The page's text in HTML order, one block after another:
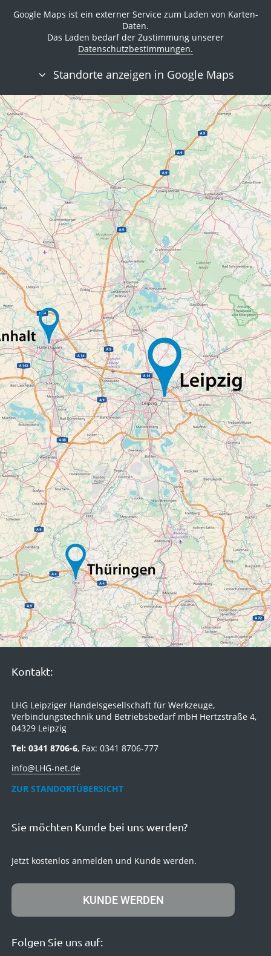
Google Maps ist ein externer Service zum Laden von Karten-
Daten.
Das Laden bedarf der Zustimmung unserer
Datenschutzbestimmungen.
Standorte anzeigen in Google Maps
Kontakt:
LHG Leipziger Handelsgesellschaft für Werkzeuge,
Verbindungstechnik und Betriebsbedarf mbH Hertzstraße 4,
04329 Leipzig
Tel: 0341 8706-6, Fax: 0341 8706-777
info@LHG-net.de
ZUR STANDORTÜBERSICHT
Sie möchten Kunde bei uns werden?
Jetzt kostenlos anmelden und Kunde werden.
KUNDE WERDEN
Folgen Sie uns auf: